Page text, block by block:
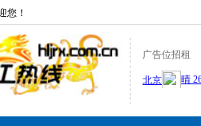
您！
广告位招租